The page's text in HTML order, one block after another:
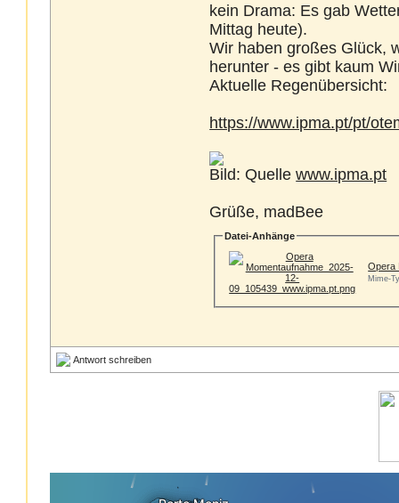
kein Drama: Es gab
Mittag heute).
Wir haben großes Glück,
herunter - es gibt kaum
Aktuelle Regenübersicht:
https://www.ipma.pt/pt/
Bild: Quellewww.ipma.pt
Grüße, madBee
Datei-Anhänge
Opera
Mime-
Antwort schreiben